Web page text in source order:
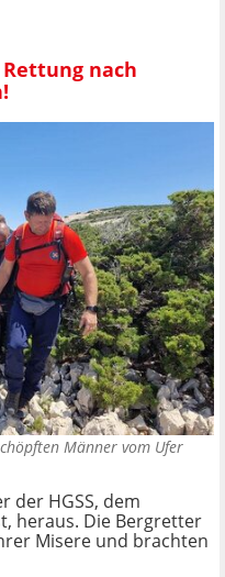
nach
Männer vom Ufer
der HGSS, dem
heraus. Die Bergretter
Misere und brachten